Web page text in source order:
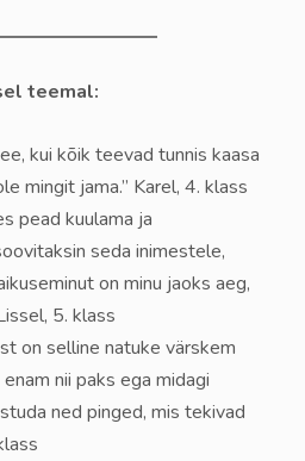
teemal:
kui kõik teevad tunnis kaasa
mingit jama.” Karel, 4. klass
pead kuulama ja
seda inimestele,
on minu jaoks aeg,
5. klass
on selline natuke värskem
nii paks ega midagi
ned pinged, mis tekivad